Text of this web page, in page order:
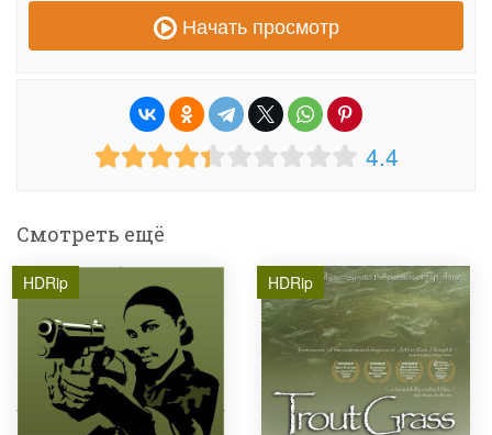
Начать просмотр
4.4
Смотреть ещё
HDRip HDRip